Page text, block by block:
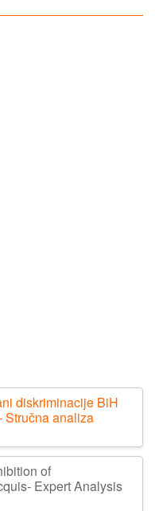
diskriminacije BiH
Stručna analiza
of
Expert Analysis